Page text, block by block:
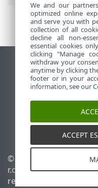
Ver site para
End of Life
Base de
Fórum ESET
ESET Status Portal
Suporte regional
© 1992 - 2026 ESET,
r.o. - Todos os direitos
reservados.
We and our
optimized online
and serve you with
collection of all
decline all non-
essential cookies
clicking "Manage
withdraw your
anytime by clicking
footer or in your
information, see our
ACCEPT